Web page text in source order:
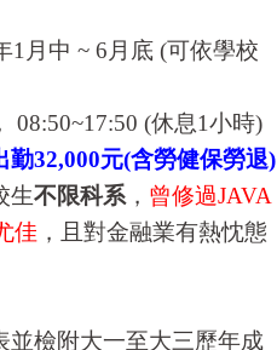
1月中 ~ 6月底 (可依學校
08:50~17:50 (休息1小時)
勤32,000元(含勞健保勞退)
生不限科系 ， 曾修過JAVA
佳 ，且對金融業有熱忱態
並檢附大一至大三歷年成